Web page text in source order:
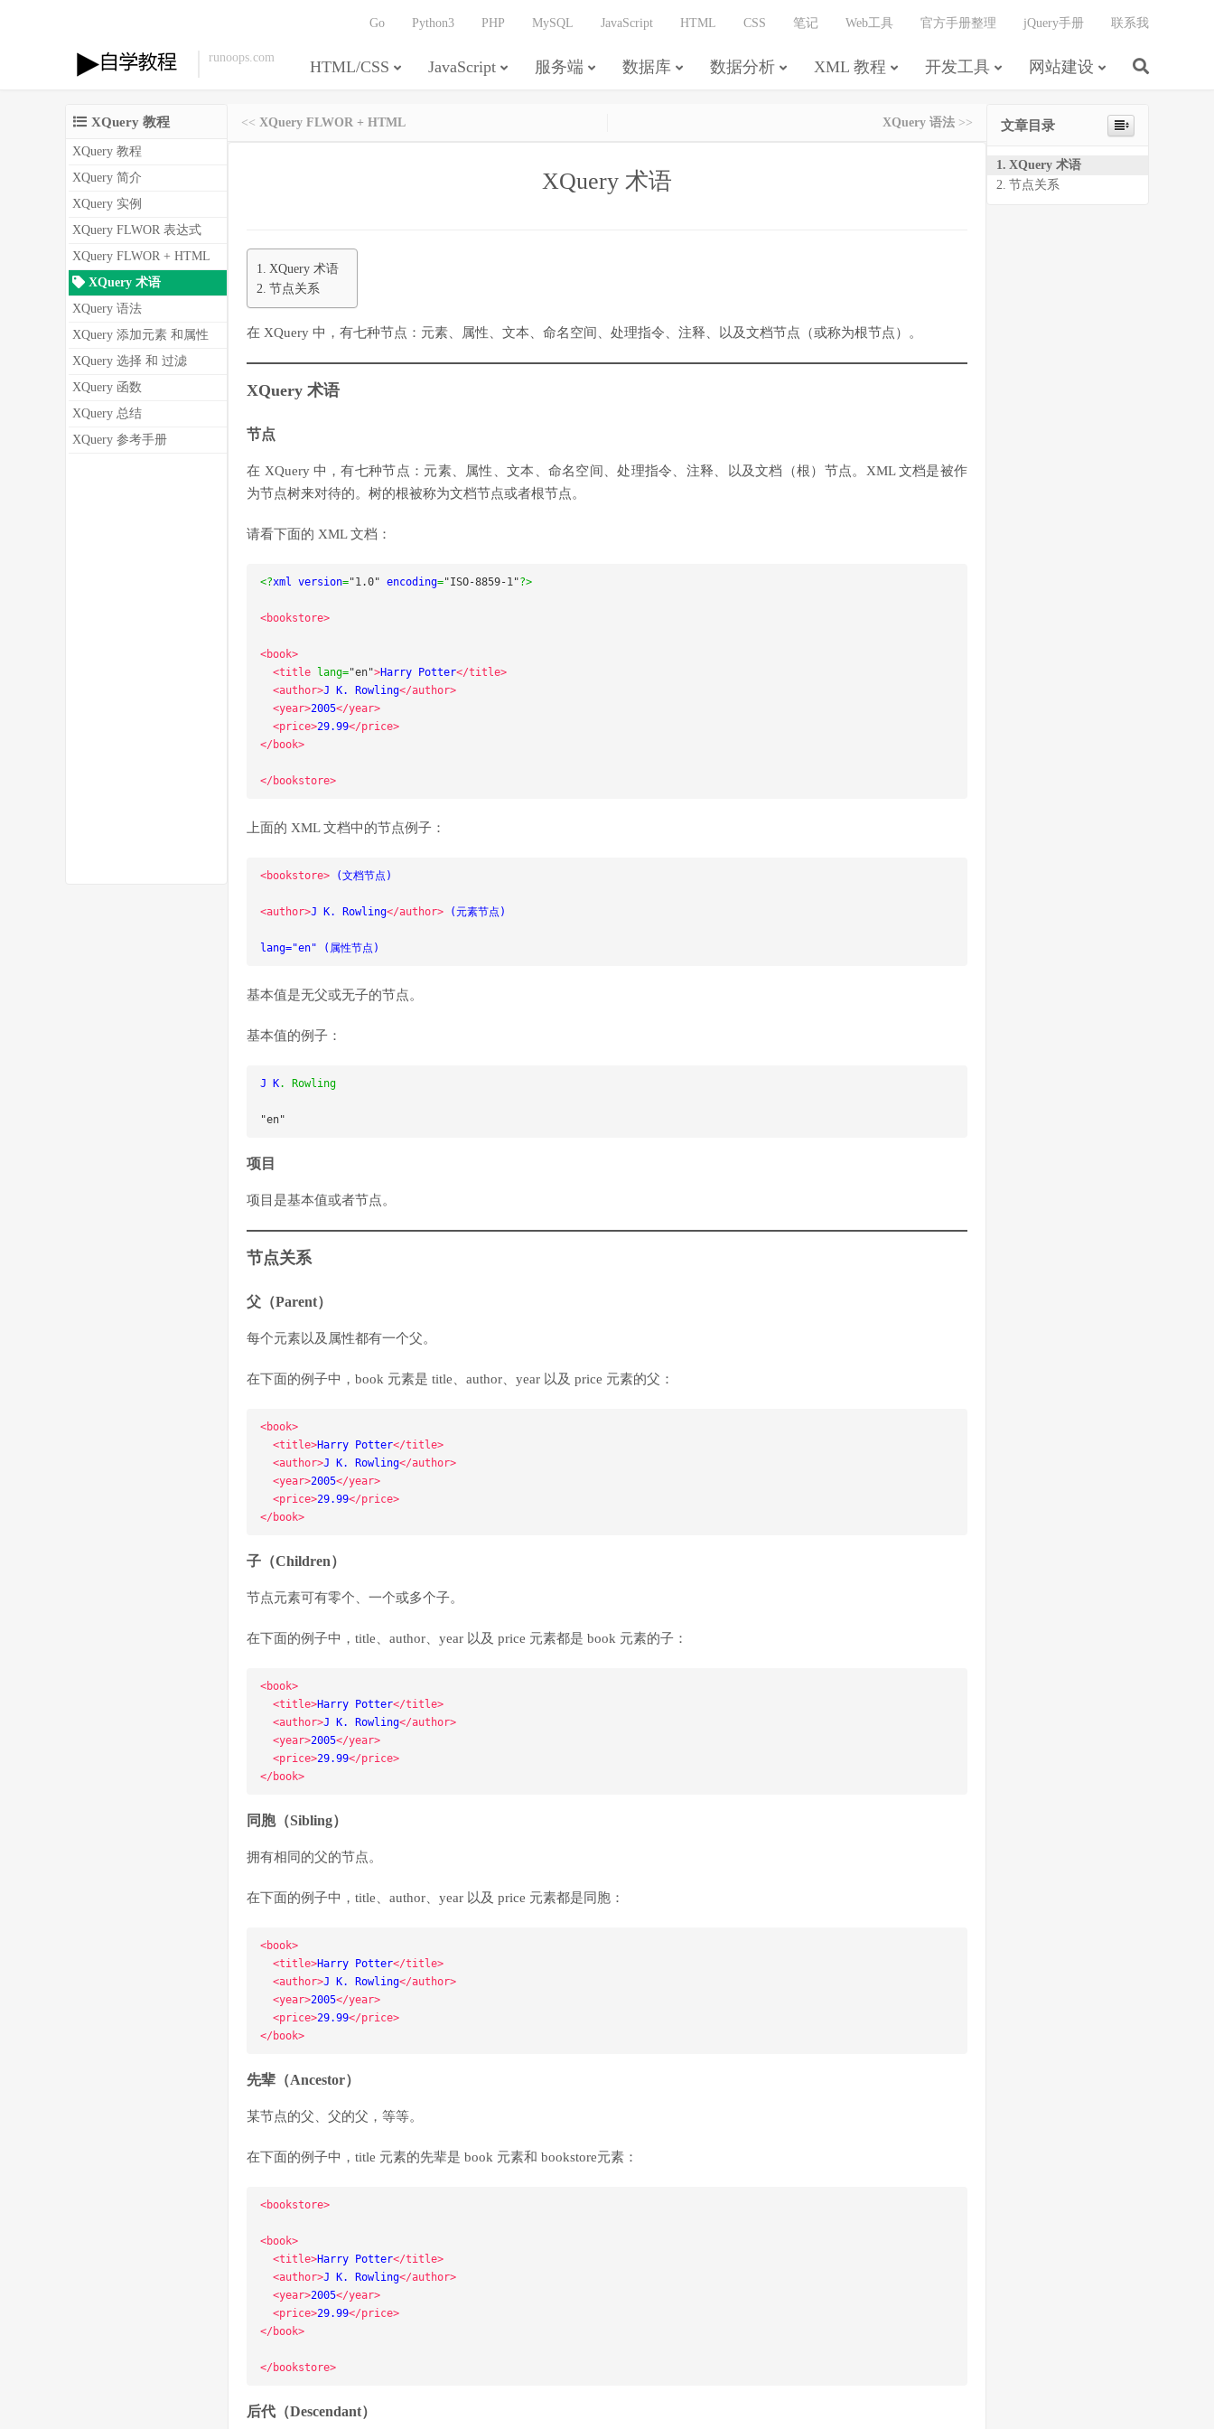
runoops.com
HTML/CSS JavaScript 服务端 数据库 数据分析 XML 教程 开发工具 网站建设
Go Python3 PHP MySQL JavaScript HTML CSS 笔记 Web工具 官方手册整理 jQuery手册 联系我
XQuery 教程
XQuery 教程
XQuery 简介
XQuery 实例
XQuery FLWOR 表达式
XQuery FLWOR + HTML
XQuery 术语
XQuery 语法
XQuery 添加元素 和属性
XQuery 选择 和 过滤
XQuery 函数
XQuery 总结
XQuery 参考手册
<< XQuery FLWOR + HTML XQuery 语法 >>
XQuery 术语
XQuery 术语
节点关系
在 XQuery 中，有七种节点：元素、属性、文本、命名空间、处理指令、注释、以及文档节点（或称为根节点）。
XQuery 术语
节点
在 XQuery 中，有七种节点：元素、属性、文本、命名空间、处理指令、注释、以及文档（根）节点。XML 文档是被作
为节点树来对待的。树的根被称为文档节点或者根节点。
请看下面的 XML 文档：
<?xml version="1.0" encoding="ISO-8859-1"?>
<bookstore>
<book>
<title
lang="en">Harry Potter</title>
<author>J K. Rowling</author>
<year>2005</year>
<price>29.99</price>
</book>
</bookstore>
上面的 XML 文档中的节点例子：
<bookstore> (文档节点)
<author>J K. Rowling</author> (元素节点)
lang="en" (属性节点)
基本值是无父或无子的节点。
基本值的例子：
J K. Rowling
"en"
项目
项目是基本值或者节点。
节点关系
父（Parent）
每个元素以及属性都有一个父。
在下面的例子中，book 元素是 title、author、year 以及 price 元素的父：
<book>
<title>Harry Potter</title>
<author>J K. Rowling</author>
<year>2005</year>
<price>29.99</price>
</book>
子（Children）
节点元素可有零个、一个或多个子。
在下面的例子中，title、author、year 以及 price 元素都是 book 元素的子：
<book>
<title>Harry Potter</title>
<author>J K. Rowling</author>
<year>2005</year>
<price>29.99</price>
</book>
同胞（Sibling）
拥有相同的父的节点。
在下面的例子中，title、author、year 以及 price 元素都是同胞：
<book>
<title>Harry Potter</title>
<author>J K. Rowling</author>
<year>2005</year>
<price>29.99</price>
</book>
先辈（Ancestor）
某节点的父、父的父，等等。
在下面的例子中，title 元素的先辈是 book 元素和 bookstore元素：
<bookstore>
<book>
<title>Harry Potter</title>
<author>J K. Rowling</author>
<year>2005</year>
<price>29.99</price>
</book>
</bookstore>
后代（Descendant）
文章目录
XQuery 术语
节点关系